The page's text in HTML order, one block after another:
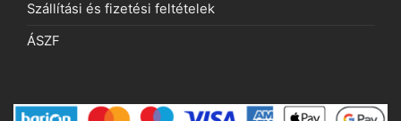
Szállítási és fizetési feltételek
ÁSZF